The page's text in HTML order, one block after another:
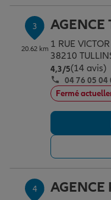
Assurance scolaire
Protection juridique
Retraite
Tous nos devis
3
20.62 km
AGENCE
1 RUE
38210
4,3/5Note de 4.3 sur 5
(14 avis)
04 76 05 04
Fermé
4 AGENCE